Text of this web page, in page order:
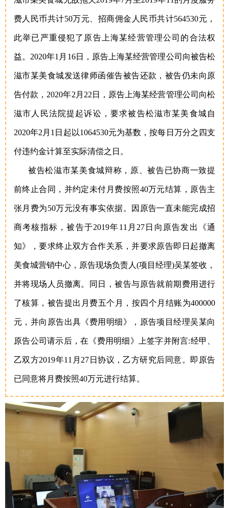
费人民币共计50万元、招商佣金人民币共计564530元，
此举已严重侵犯了原告上海某经营管理公司的合法权
益。2020年1月16日，原告上海某经营管理公司向被告松
滋市某美食城发送律师函催告被告还款，被告仍未向原
告付款，2020年2月22日，原告上海某经营管理公司向松
滋市人民法院提起诉讼，要求被告松滋市某美食城自
2020年2月1日起以1064530元为基数，按每日万分之四支
付违约金计算至实际清偿之日。
被告松滋市某美食城辩称，原、被告已协商一致提
前终止合同，并约定未付月费按照40万元结算，原告主
张月费为50万元没有事实依据。因原告一直未能完成招
商考核指标，被告于2019年11月27日向原告发出《通
知》，要求终止双方合作关系，并要求原告即日起撤离
美食城营销中心，原告现场负责人(项目经理)吴某签收，
并将现场人员撤离。同日，被告与原告就前期费用进行
了核算，被告提出月费五个月，按四个月结账为400000
元，并向原告出具《费用明细》，原告项目经理吴某向
原告公司请示后，在《费用明细》上签字并附言:经甲、
乙双方2019年11月27日协议，乙方研究后同意。即原告
已同意将月费按照40万元进行结算。